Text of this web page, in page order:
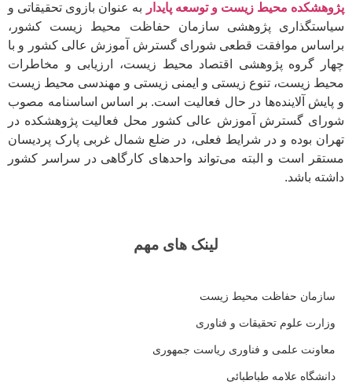
پژوهشکده محیط زیست و توسعه پایدار
به عنوان بازوی تحقیقاتی و
سیاستگذاری پژوهشی سازمان حفاظت محیط زیست کشور،
براساس موافقت قطعی شورای گسترش آموزش عالی کشور و با
چهار گروه پژوهشی اقتصاد محیط زیست، ارزیابی و مخاطرات
محیط زیست، تنوع زیستی و ایمنی زیستی و مهندسی محیط زیست
و پایش آلاینده‌ها در حال فعالیت است. بر اساس اساسنامه مصوب
شورای گسترش آموزش عالی کشور محل فعالیت پژوهشکده در
تهران بوده و در شرایط فعلی، در ضلع شمال غربی پارک پردیسان
مستقر است و البته می‌تواند واحدهای کارگاهی در سراسر کشور
داشته باشد.
لینک های مهم
سازمان حفاظت محیط زیست
وزارت علوم تحقیقات و فناوری
معاونت علمی و فناوری ریاست جمهوری
دانشگاه علامه طباطبائی